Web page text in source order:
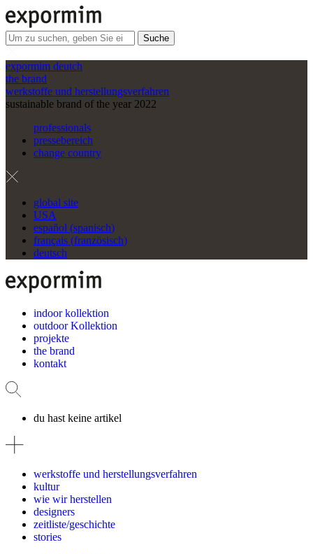
Suche
expormim deutch
the brand
werkstoffe und herstellungsverfahren
sustainable brand of the year 2022
professionals
pressebereich
change country
global site
USA
español (spanisch)
français (französisch)
deutsch
indoor kollektion
outdoor Kollektion
projekte
the brand
kontakt
du hast keine artikel
werkstoffe und herstellungsverfahren
kultur
wie wir herstellen
designers
zeitliste/geschichte
stories